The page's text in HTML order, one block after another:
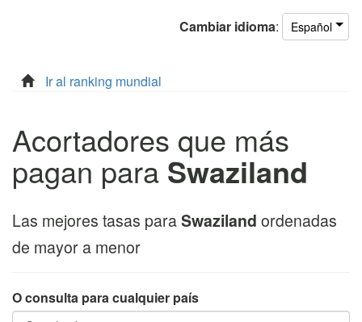
Cambiar idioma: Español
Ir al ranking mundial
Acortadores que más
pagan para Swaziland
Las mejores tasas paraSwaziland ordenadas
de mayor a menor
O consulta para cualquier país